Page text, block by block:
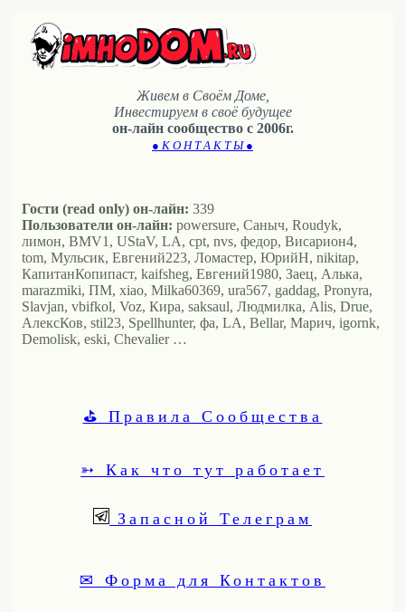
Живем в Своём Доме,
Инвестируем в своё будущее
он-лайн сообщество с 2006г.
● К О Н Т А К Т Ы ●
Гости (read only) он-лайн: 339
Пользователи он-лайн: powersure, Саныч, Roudyk,
лимон, BMV1, UStaV, LA, cpt, nvs, федор, Висариoн4,
tom, Мульсик, Евгений223, Ломастер, ЮрийН, nikitap,
КапитанКопипаст, kaifsheg, Евгений1980, Заец, Алька,
marazmiki, ПМ, xiao, Milka60369, ura567, gaddag, Pronyra,
Slavjan, vbifkol, Voz, Кира, saksaul, Людмилка, Alis, Drue,
АлексКов, stil23, Spellhunter, фа, LA, Bellar, Марич, igornk,
Demolisk, eski, Chevalier …
⛳ Правила Сообщества
➳ Как что тут работает
Запасной Телеграм
✉ Форма для Контактов